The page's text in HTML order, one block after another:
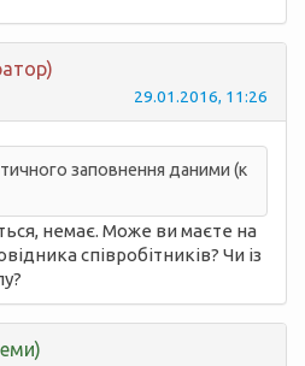
29.01.2016, 11:26
заповнення даними (к
немає. Може ви маєте на
співробітників? Чи із